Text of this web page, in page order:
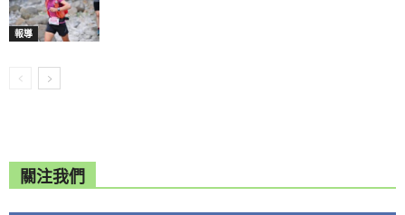
報導
關注我們